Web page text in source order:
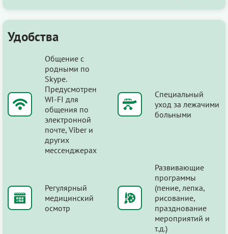
Удобства
Общение с
родными по
Skype.
Предусмотрен
WI-FI для
общения по
электронной
почте, Viber и
других
мессенджерах
Специальный
уход за лежачими
больными
Регулярный
медицинский
осмотр
Развивающие
программы
(пение, лепка,
рисование,
празднование
мероприятий и
т.д.)